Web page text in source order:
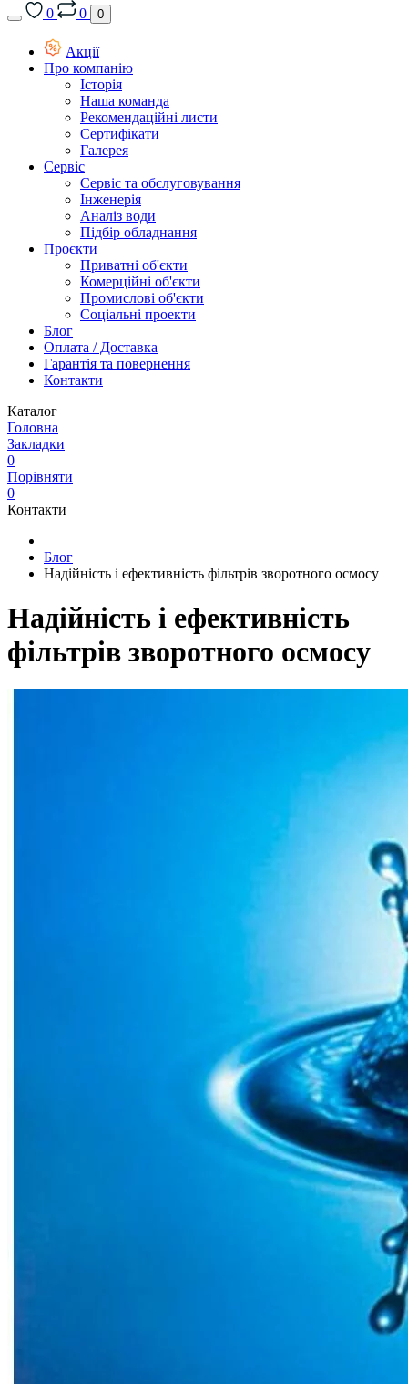
0
0 0
Акції
Про компанію
Історія
Наша команда
Рекомендаційні листи
Сертифікати
Галерея
Сервіс
Сервіс та обслуговування
Інженерія
Аналіз води
Підбір обладнання
Проєкти
Приватні об'єкти
Комерційні об'єкти
Промислові об'єкти
Соціальні проекти
Блог
Оплата / Доставка
Гарантія та повернення
Контакти
Каталог
Головна
Закладки
0
Порівняти
0
Контакти
Блог
Надійність і ефективність фільтрів зворотного осмосу
Надійність і ефективність
фільтрів зворотного осмосу